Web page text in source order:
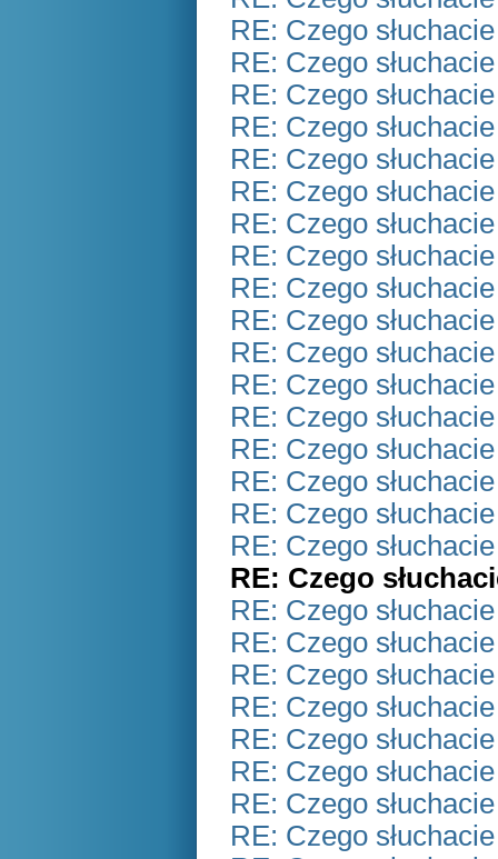
RE: Czego
RE: Czego
RE: Czego
RE: Czego
RE: Czego
RE: Czego
RE: Czego
RE: Czego
RE: Czego
RE: Czego
RE: Czego
RE: Czego
RE: Czego
RE: Czego
RE: Czego
RE: Czego
RE: Czego
RE: Czego
RE: Czego
RE: Czego
RE: Czego
RE: Czego
RE: Czego
RE: Czego
RE: Czego
RE: Czego